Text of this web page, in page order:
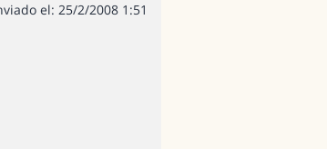
el: 25/2/2008 1:51